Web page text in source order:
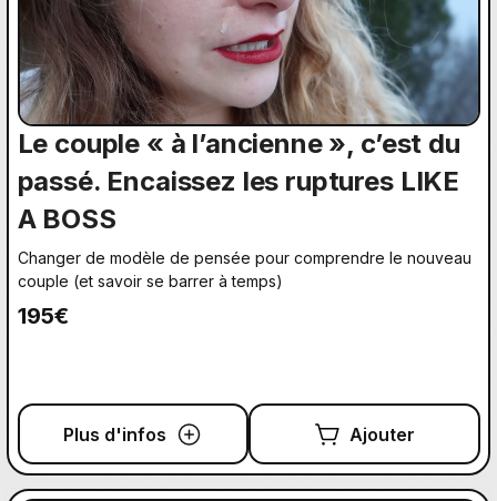
Le couple « à l’ancienne », c’est du
passé. Encaissez les ruptures LIKE
A BOSS
Changer de modèle de pensée pour comprendre le nouveau
couple (et savoir se barrer à temps)
195€
Plus d'infos Ajouter